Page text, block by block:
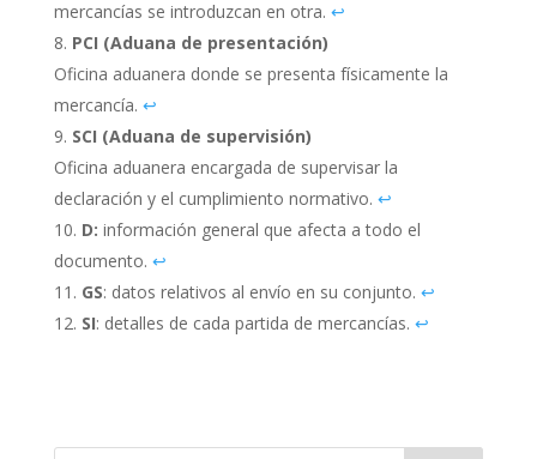
mercancías se introduzcan en otra. ↩︎
PCI (Aduana de presentación)
Oficina aduanera donde se presenta físicamente la
mercancía. ↩︎
SCI (Aduana de supervisión)
Oficina aduanera encargada de supervisar la
declaración y el cumplimiento normativo. ↩︎
D: información general que afecta a todo el
documento. ↩︎
GS: datos relativos al envío en su conjunto. ↩︎
SI: detalles de cada partida de mercancías. ↩︎